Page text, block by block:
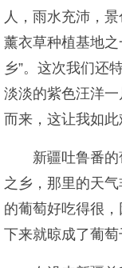
人，雨水充沛，
薰衣草种植基地
乡”。这次我们还
淡淡的紫色汪洋
而来，这让我如此
新疆吐鲁番
之乡，那里的天
的葡萄好吃得很
下来就晾成了葡萄